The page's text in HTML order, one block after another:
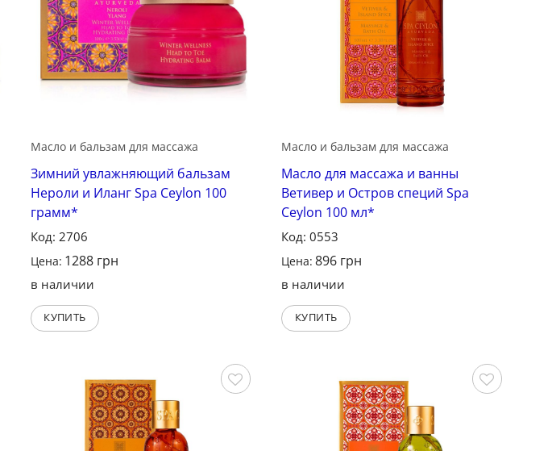
Масло и бальзам для массажа
Зимний увлажняющий бальзам
Нероли и Иланг Spa Ceylon 100
грамм*
Код: 2706
Цена: 1288 грн
в наличии
КУПИТЬ
Масло и бальзам для массажа
Масло для массажа и ванны
Ветивер и Остров специй Spa
Ceylon 100 мл*
Код: 0553
Цена: 896 грн
в наличии
КУПИТЬ